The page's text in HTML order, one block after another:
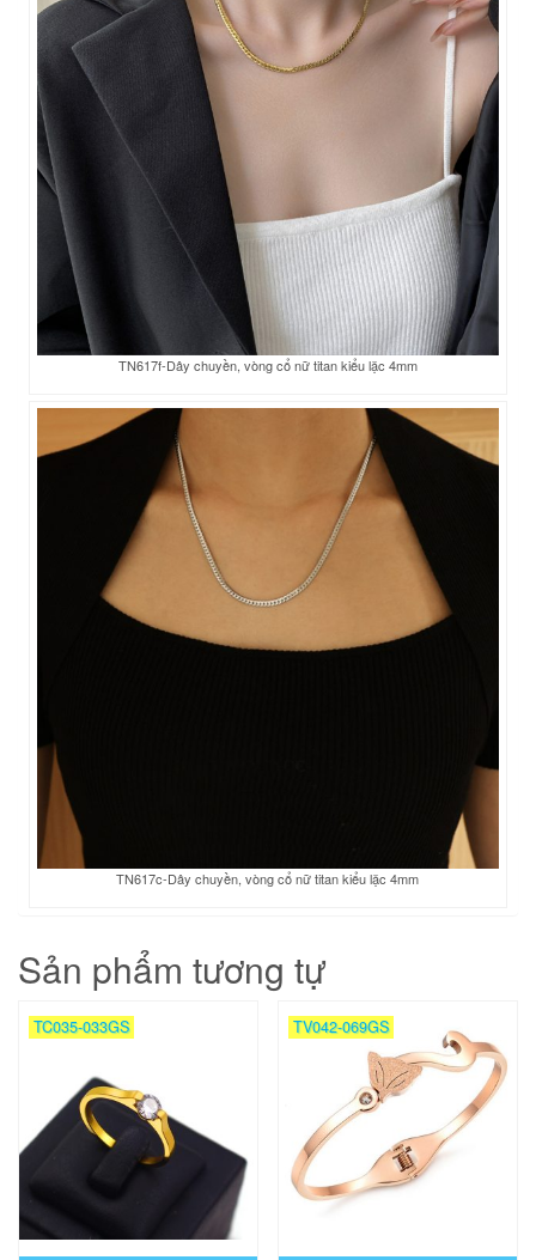
TN617f-Dây chuyền, vòng cổ nữ titan kiểu lặc 4mm
TN617c-Dây chuyền, vòng cổ nữ titan kiểu lặc 4mm
Sản phẩm tương tự
TC035-033GS TV042-069GS